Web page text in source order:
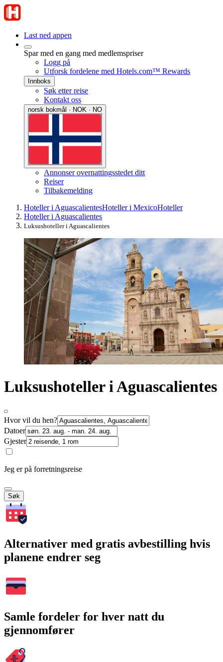
Last ned appen
Spar med en gang med medlemspriser
Logg på
Utforsk fordelene med Hotels.com™ Rewards
Innboks
Søk etter reise
Kontakt oss
norsk bokmål · NOK · NO
Annonser overnattingsstedet ditt
Reiser
Tilbakemelding
Hoteller i AguascalientesHoteller i MexicoHoteller
Hoteller i Aguascalientes
Luksushoteller i Aguascalientes
Luksushoteller i Aguascalientes
Hvor vil du hen?
Datoer
Gjester
Jeg er på forretningsreise
Søk
Alternativer med gratis avbestilling hvis
planene endrer seg
Samle fordeler for hver natt du
gjennomfører